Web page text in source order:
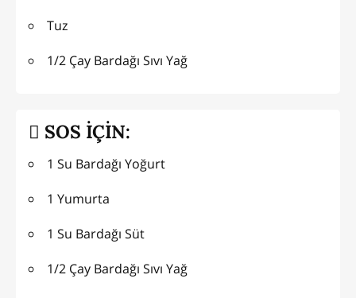
Tuz
1/2 Çay Bardağı Sıvı Yağ
SOS İÇİN:
1 Su Bardağı Yoğurt
1 Yumurta
1 Su Bardağı Süt
1/2 Çay Bardağı Sıvı Yağ